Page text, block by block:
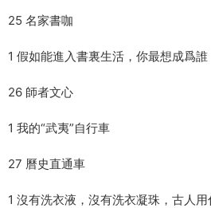
25 名家書咖
1 假如能進入書裏生活，你最想成爲誰
26 師者文心
1 我的“武夷”自行車
27 曆史直通車
1 沒有洗衣液，沒有洗衣凝珠，古人